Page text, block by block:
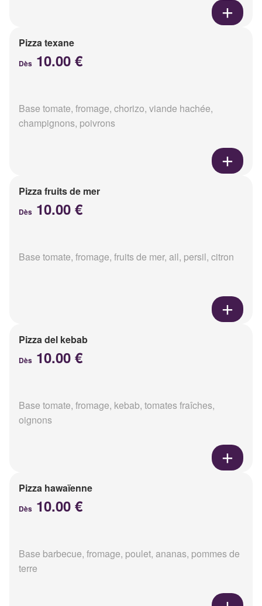
Pizza texane
Dès 10.00 €
Base tomate, fromage, chorizo, viande hachée,
champignons, poivrons
Pizza fruits de mer
Dès 10.00 €
Base tomate, fromage, fruits de mer, ail, persil, citron
Pizza del kebab
Dès 10.00 €
Base tomate, fromage, kebab, tomates fraîches,
oignons
Pizza hawaïenne
Dès 10.00 €
Base barbecue, fromage, poulet, ananas, pommes de
terre